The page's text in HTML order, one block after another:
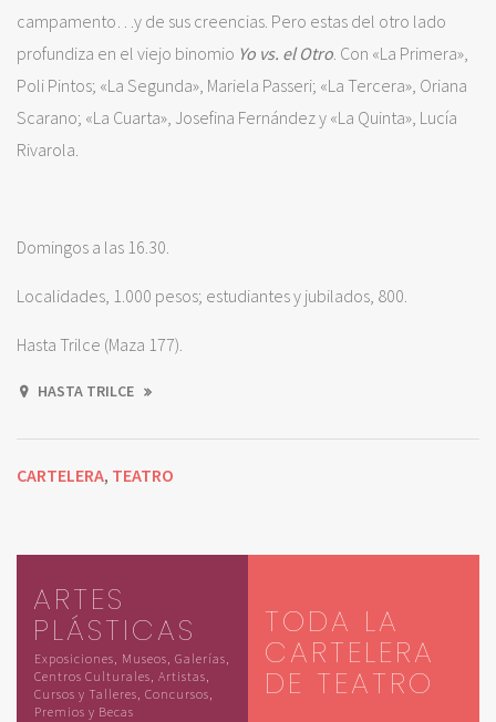
campamento…y de sus creencias. Pero estas del otro lado
profundiza en el viejo binomio Yo vs. el Otro . Con «La Primera»,
Poli Pintos; «La Segunda», Mariela Passeri; «La Tercera», Oriana
Scarano; «La Cuarta», Josefina Fernández y «La Quinta», Lucía
Rivarola.
Domingos a las 16.30.
Localidades, 1.000 pesos; estudiantes y jubilados, 800.
Hasta Trilce (Maza 177).
HASTA TRILCE
CARTELERA, TEATRO
ARTES
PLÁSTICAS
Exposiciones, Museos, Galerías,
Centros Culturales, Artistas,
Cursos y Talleres, Concursos,
Premios y Becas
TODA LA
CARTELERA
DE TEATRO